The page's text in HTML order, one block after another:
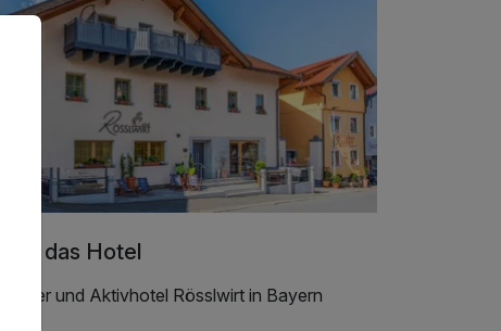
Über das Hotel
Wander und Aktivhotel Rösslwirt in Bayern